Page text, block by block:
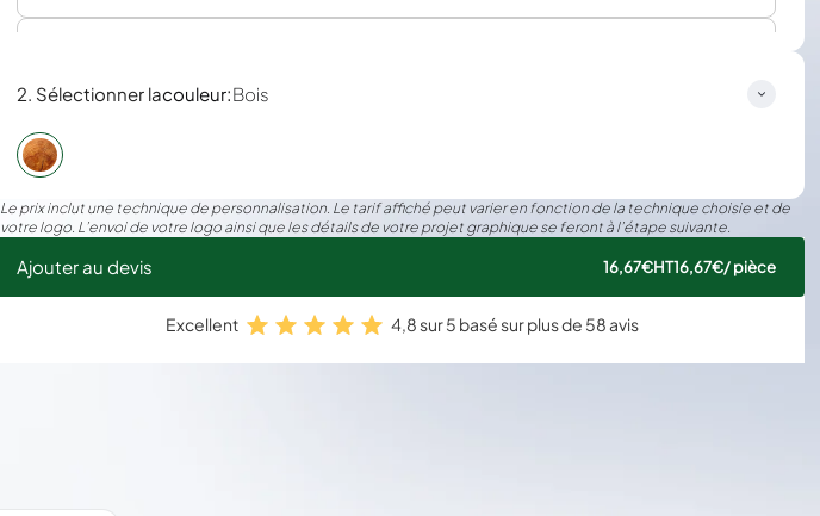
2. Sélectionner lacouleur:Bois
Le prix inclut une technique de personnalisation. Le tarif affiché peut varier en fonction de la technique choisie et de
votre logo. L’envoi de votre logo ainsi que les détails de votre projet graphique se feront à l’étape suivante.
Ajouter au devis 16,67€HT16,67€/ pièce
Excellent 4,8 sur 5 basé sur plus de 58 avis